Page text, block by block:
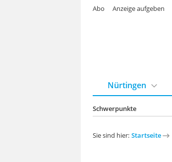
Schwerpunkte
Nürtingen
Abo Anzeige aufgeben
Sie sind hier: Startseite